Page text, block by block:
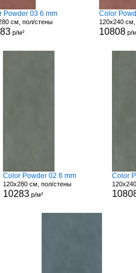
Powder 03 6 mm
см, пол/стены
р/м²
Color
120x240
10808р/
Color Powder 02 6 mm
120x280 см, пол/стены
10283р/м²
Color